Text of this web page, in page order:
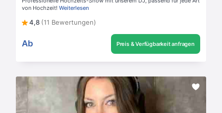
von Hochzeit! Weiterlesen
4,8 (11 Bewertungen)
Ab Preis & Verfügbarkeit anfragen